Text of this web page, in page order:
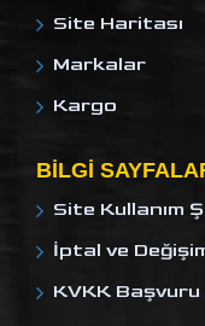
Site Haritası
Markalar
Kargo
BILGI
Site Kullanım
İptal ve
KVKK Başvuru